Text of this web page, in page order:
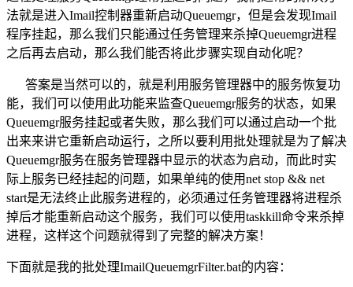
法就是进入Imail控制器重新启动Queuemgr，但是会发现Imail
程序挂起，那么我们只能通过任务管理来杀掉Queuemgr进程
之后再去启动，那么我们能否将此步骤实现自动化呢？
答案是当然可以的，就是利用服务管理器中的服务恢复功
能，我们可以使用此功能来监查Queuemgr服务的状态，如果
Queuemgr服务挂起或者失败，那么我们可以通过启动一个批
出来来讲它重新启动运行，之所以要利用批处理就是为了解决
Queuemgr服务在服务管理器中显示的状态为启动，而此时实
际上服务已经挂起的问题，如果单纯的使用net stop && net
start是无法终止此服务进程的，必须通过任务管理器将进程杀
掉后才能重新启动这个服务，我们可以使用taskkill命令来杀掉
进程，这样这个问题就得到了完整的解决方案！
下面就是我的批处理ImailQueuemgrFilter.bat的内容：